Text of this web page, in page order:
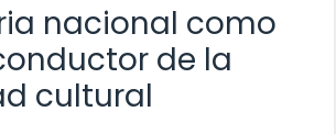
nacional como
de la
cultural